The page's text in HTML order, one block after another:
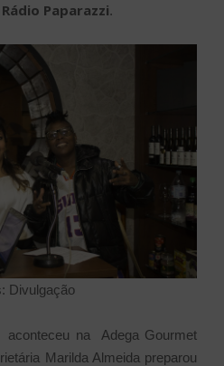
Rádio Paparazzi.
Divulgação
na Adega Gourmet
Marilda Almeida preparou